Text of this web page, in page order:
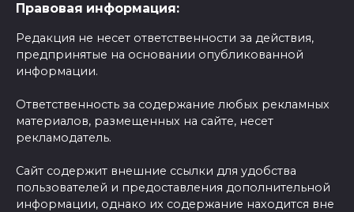
Правовая информация:
Редакция не несет ответственности за действия,
предпринятые на основании опубликованной
информации.
Ответственность за содержание любых рекламных
материалов, размещенных на сайте, несет
рекламодатель.
Сайт содержит внешние ссылки для удобства
пользователей и предоставления дополнительной
информации, однако их содержание находится вне